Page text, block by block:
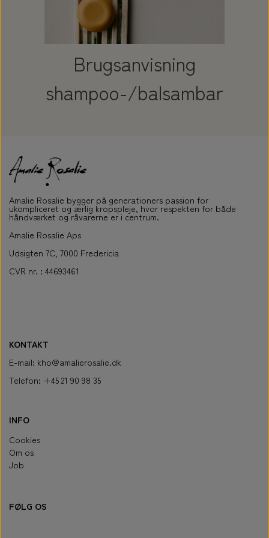
Brugsanvisning
shampoo-/balsambar
Amalie Rosalie bygger på generationers passion for
ukompliceret og ærlig kropspleje, hvor respekten for både
håndværket og råvarerne er i centrum.
Amalie Rosalie Aps
Udsigten 7C, 7000 Fredericia
CVR nr. : 44693461
KONTAKT
E-mail: kho@amalierosalie.dk
Telefon: +45 21 90 98 35
INFO
Cookies
Om os
Job
FØLG OS